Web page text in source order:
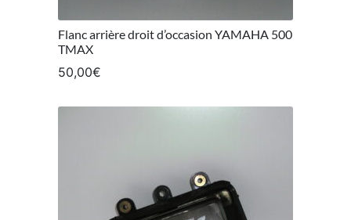
Flanc arrière droit d’occasion YAMAHA 500
TMAX
50,00€